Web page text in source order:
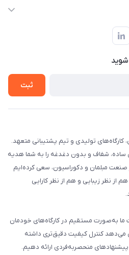
شوید
ثبت
تولیدی و تیم پشتیبانی متعهد.
شفاف و بدون دغدغه را به شما هدیه
صنعت مبلمان و دکوراسیون، سعی کرده‌ایم
از نظر زیبایی و هم از نظر کارایی
ما به‌صورت مستقیم در کارگاه‌های خودمان
می‌دهد کنترل کیفیت دقیق‌تری داشته
منحصربه‌فردی ارائه دهیم.